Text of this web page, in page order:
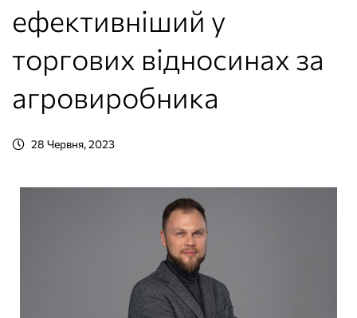
ефективніший у
торгових відносинах за
агровиробника
28 Червня, 2023